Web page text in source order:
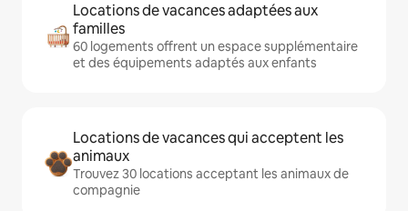
Locations de vacances adaptées aux
familles
60 logements offrent un espace supplémentaire
et des équipements adaptés aux enfants
Locations de vacances qui acceptent les
animaux
Trouvez 30 locations acceptant les animaux de
compagnie